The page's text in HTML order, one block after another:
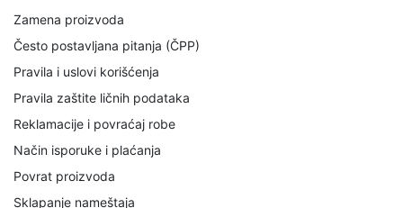
Zamena proizvoda
Često postavljana pitanja (ČPP)
Pravila i uslovi korišćenja
Pravila zaštite ličnih podataka
Reklamacije i povraćaj robe
Način isporuke i plaćanja
Povrat proizvoda
Sklapanje nameštaja